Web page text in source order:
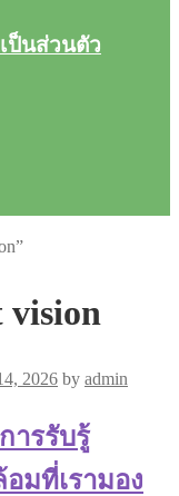
ป็นส่วนตัว
vision
2026 by admin
ารรับรู้
มที่เรามอง